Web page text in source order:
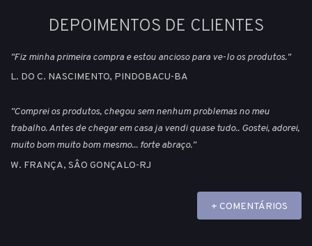
DEPOIMENTOS DE CLIENTES
"Fiz minha primeira compra e estou ancioso para ve-lo os produtos."
L. DO C. NASCIMENTO, PINDOBACU-BA
"Comprei os produtos, chegou sem nenhum problemas no meu
trabalho. Antes de chegar em casa ja vendi quase tudo.. Gostei, adorei,
muito bom muito bom mesmo... forte abraço."
W. FRANÇA, SÂO GONÇALO-RJ
+ COMENTÁRIOS